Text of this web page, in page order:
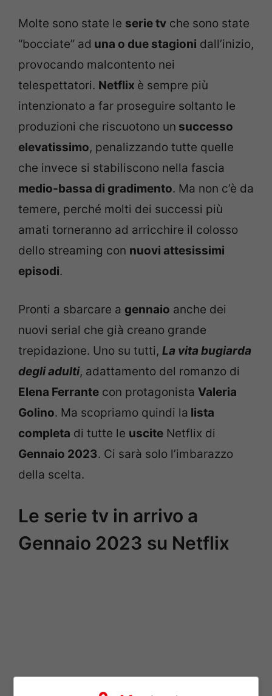
Molte sono state le serie tv che sono state
“bocciate” ad una o due stagioni dall’inizio,
provocando malcontento nei
telespettatori. Netflix è sempre più
intenzionato a far proseguire soltanto le
produzioni che riscuotono un successo
elevatissimo, penalizzando tutte quelle
che invece si stabiliscono nella fascia
medio-bassa di gradimento. Ma non c’è da
temere, perché molti dei successi più
amati torneranno ad arricchire il colosso
dello streaming con nuovi attesissimi
episodi.
Pronti a sbarcare a gennaio anche dei
nuovi serial che già creano grande
trepidazione. Uno su tutti, La vita bugiarda
degli adulti, adattamento del romanzo di
Elena Ferrante con protagonista Valeria
Golino. Ma scopriamo quindi la lista
completa di tutte le uscite Netflix di
Gennaio 2023. Ci sarà solo l’imbarazzo
della scelta.
Le serie tv in arrivo a
Gennaio 2023 su Netflix